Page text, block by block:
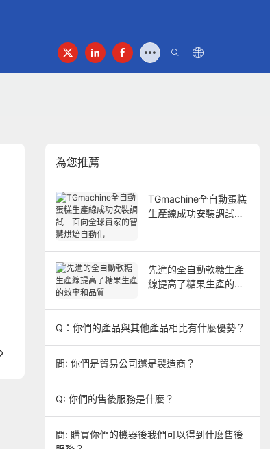
為您推薦
TGmachine全自動蛋糕
生產線成功安裝調試－
先進的全自動軟糖生產
線提高了糖果生產的效
Q：你們的產品與其他產品相比有什麼優勢？
問: 你們是貿易公司還是製造商？
Q: 你們的售後服務是什麼？
問: 購買你們的機器後我們可以得到什麼售後